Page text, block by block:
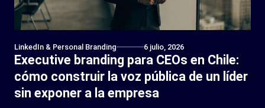
LinkedIn & Personal Branding 6 julio, 2026
Executive branding para CEOs en Chile:
cómo construir la voz pública de un líder
sin exponer a la empresa